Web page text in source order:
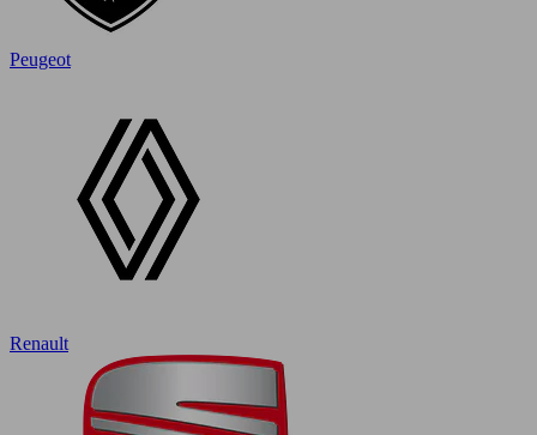
Peugeot
Renault